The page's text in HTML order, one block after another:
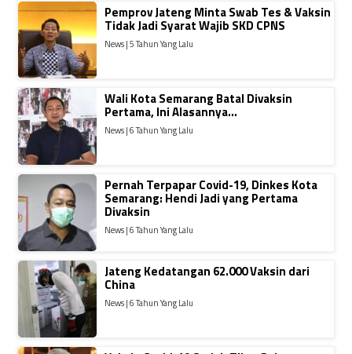
Pemprov Jateng Minta Swab Tes & Vaksin
Tidak Jadi Syarat Wajib SKD CPNS
News | 5 Tahun Yang Lalu
Wali Kota Semarang Batal Divaksin
Pertama, Ini Alasannya…
News | 6 Tahun Yang Lalu
Pernah Terpapar Covid-19, Dinkes Kota
Semarang: Hendi Jadi yang Pertama
Divaksin
News | 6 Tahun Yang Lalu
Jateng Kedatangan 62.000 Vaksin dari
China
News | 6 Tahun Yang Lalu